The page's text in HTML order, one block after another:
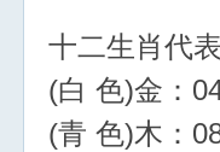
十二生肖代
(白 色)金：
(青 色)木：